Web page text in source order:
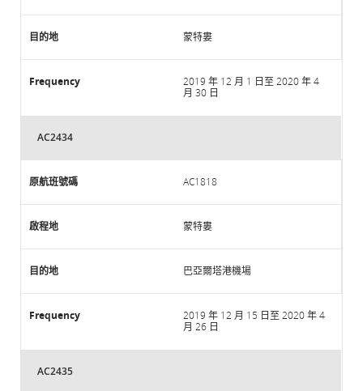
蒙特婁
2019 年 12 月 1 日至 2020 年 4
月 30 日
AC2434
AC1818
蒙特婁
巴亞爾塔港機場
2019 年 12 月 15 日至 2020 年 4
月 26 日
AC2435